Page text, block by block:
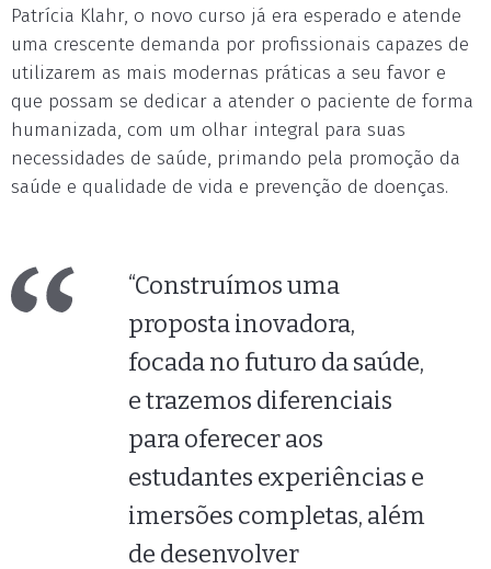
Patrícia Klahr, o novo curso já era esperado e atende
uma crescente demanda por profissionais capazes de
utilizarem as mais modernas práticas a seu favor e
que possam se dedicar a atender o paciente de forma
humanizada, com um olhar integral para suas
necessidades de saúde, primando pela promoção da
saúde e qualidade de vida e prevenção de doenças.
“Construímos uma
proposta inovadora,
focada no futuro da saúde,
e trazemos diferenciais
para oferecer aos
estudantes experiências e
imersões completas, além
de desenvolver